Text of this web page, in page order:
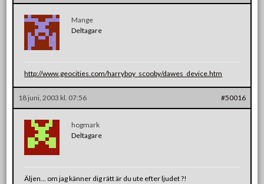
Mange
Deltagare
http://www.geocities.com/harryboy_scooby/dawes_device.htm
18 juni, 2003 kl. 07:56 #50016
hogmark
Deltagare
Äljen… om jag känner dig rätt är du ute efter ljudet ?!